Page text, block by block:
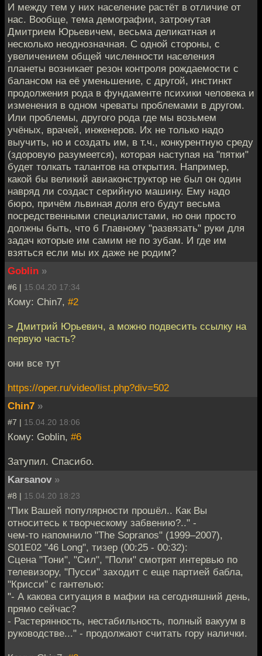
И между тем у них население растёт в отличие от
нас. Вообще, тема демографии, затронутая
Дмитрием Юрьевичем, весьма деликатная и
несколько неоднозначная. С одной стороны, с
увеличением общей численности населения
планеты возникает резон контроля рождаемости с
балансом на её уменьшение, с другой, инстинкт
продолжения рода в фундаменте психики человека и
изменения в одном чреваты проблемами в другом.
Или проблемы, другого рода где мы возьмем
учёных, врачей, инженеров. Их не только надо
выучить, но и создать им, в т.ч., конкурентную среду
(здоровую разумеется), которая наступая на "пятки"
будет толкать талантов на открытия. Например,
какой бы великий авиаконструктор не был он один
навряд ли создаст серийную машину. Ему надо
бюро, причём львиная доля его будут весьма
посредственными специалистами, но они просто
должны быть, что б Главному "развязать" руки для
задач которые им самим не по зубам. И где им
взяться если мы их даже не родим?
Goblin »
#6 | 15.04.20 17:34
Кому: Chin7, #2
> Дмитрий Юрьевич, а можно подвесить ссылку на
первую часть?
они все тут
https://oper.ru/video/list.php?div=502
Chin7 »
#7 | 15.04.20 18:06
Кому: Goblin, #6
Затупил. Спасибо.
Karsanov »
#8 | 15.04.20 18:23
"Пик Вашей популярности прошёл.. Как Вы
относитесь к творческому забвению?.." -
чем-то напомнило "The Sopranos" (1999–2007),
S01E02 "46 Long", тизер (00:25 - 00:32):
Сцена "Тони", "Сил", "Поли" смотрят интервью по
телевизору, "Пусси" заходит с еще партией бабла,
"Крисси" с гантелью:
"- А какова ситуация в мафии на сегодняшний день,
прямо сейчас?
- Растерянность, нестабильность, полный вакуум в
руководстве..." - продолжают считать гору налички.